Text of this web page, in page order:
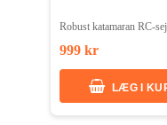
Robust katamaran RC-
999 kr
LÆG I